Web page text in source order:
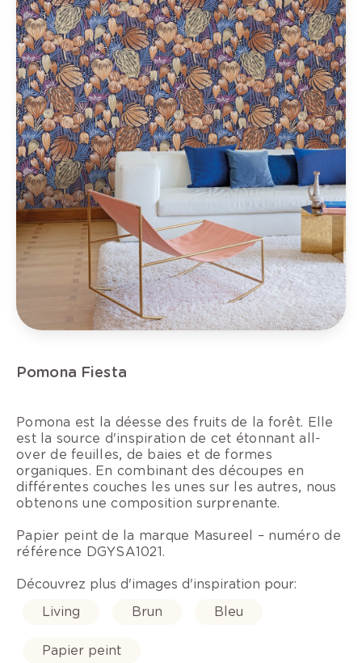
Pomona Fiesta
Pomona est la déesse des fruits de la forêt. Elle
est la source d'inspiration de cet étonnant all-
over de feuilles, de baies et de formes
organiques. En combinant des découpes en
différentes couches les unes sur les autres, nous
obtenons une composition surprenante.
Papier peint de la marque Masureel – numéro de
référence DGYSA1021.
Découvrez plus d'images d'inspiration pour:
Living
Brun Bleu
Papier peint